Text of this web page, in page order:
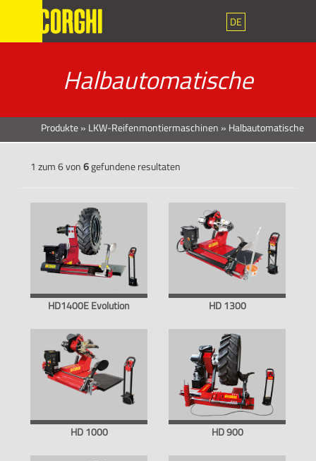
DE
Halbautomatische
Produkte» LKW-Reifenmontiermaschinen » Halbautomatische
1 zum 6 von6gefundene resultaten
HD1400E Evolution HD 1300
HD 1000 HD 900